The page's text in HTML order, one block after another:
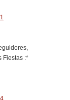
Fiestas :*